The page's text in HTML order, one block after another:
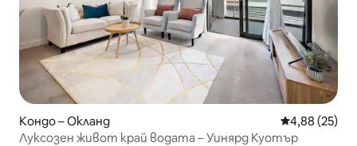
Кондо – Окланд Средна
4,88 (25)
Луксозен живот край водата – Уинярд Куотър